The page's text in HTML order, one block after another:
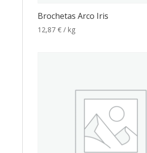
Brochetas Arco Iris
12,87 € / kg